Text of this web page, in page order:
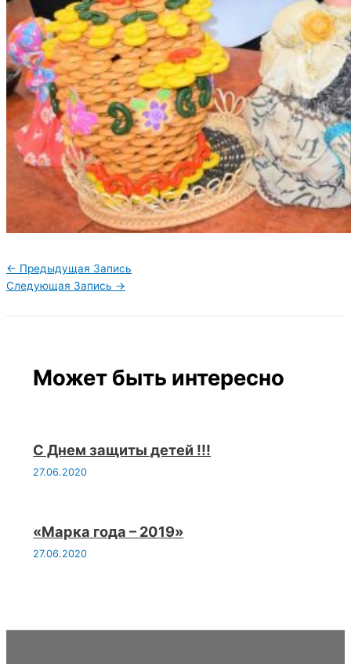
← Предыдущая Запись
Следующая Запись →
Может быть интересно
С Днем защиты детей !!!
27.06.2020
«Марка года – 2019»
27.06.2020